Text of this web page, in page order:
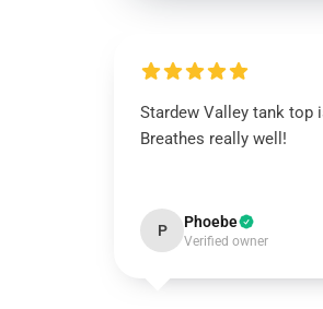
Stardew Valley tank top
Breathes really well!
P Phoebe
Verified owner